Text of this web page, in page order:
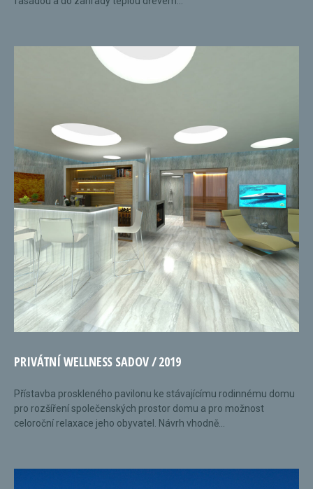
PRIVÁTNÍ WELLNESS SADOV / 2019
Přístavba proskleného pavilonu ke stávajícímu rodinnému domu
pro rozšíření společenských prostor domu a pro možnost
celoroční relaxace jeho obyvatel. Návrh vhodně...